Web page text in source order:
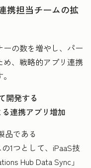
携担当チームの拡
の数を増やし、パー
め、戦略的アプリ連携
開発する
る連携アプリ増加
品である
1つとして、iPaaS技
Hub Data Sync」